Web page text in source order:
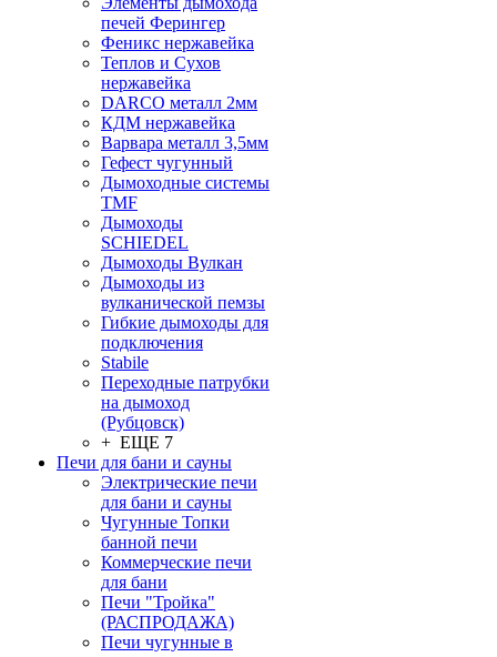
печей Ферингер
Феникс нержавейка
Теплов и Сухов
нержавейка
DARCO металл 2мм
КДМ нержавейка
Варвара металл 3,5мм
Гефест чугунный
Дымоходные системы
TMF
Дымоходы
SCHIEDEL
Дымоходы Вулкан
Дымоходы из
вулканической пемзы
Гибкие дымоходы для
подключения
Stabile
Переходные патрубки
на дымоход
(Рубцовск)
+ ЕЩЕ 7
Печи для бани и сауны
Электрические печи
для бани и сауны
Чугунные Топки
банной печи
Коммерческие печи
для бани
Печи "Тройка"
(РАСПРОДАЖА)
Печи чугунные в